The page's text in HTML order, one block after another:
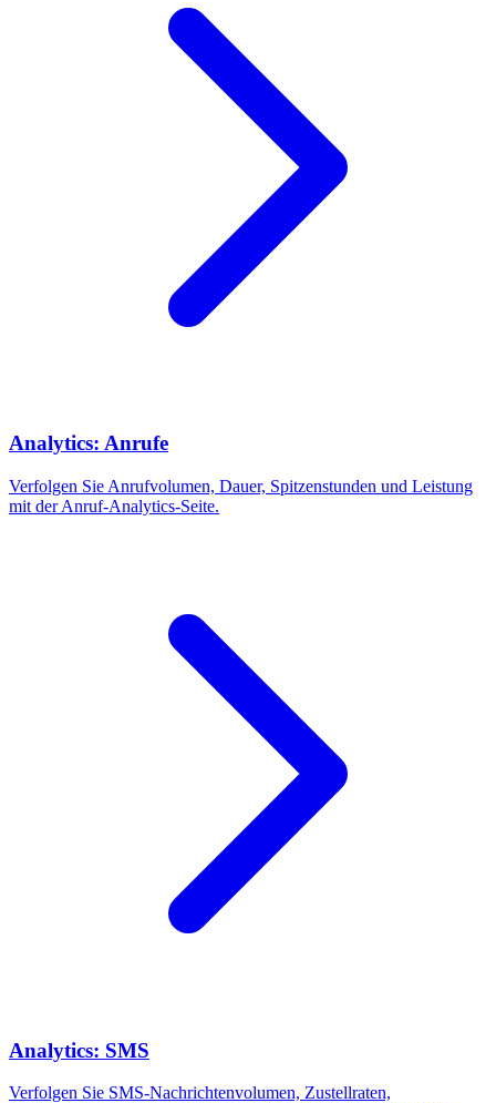
Analytics: Anrufe
Verfolgen Sie Anrufvolumen, Dauer, Spitzenstunden und Leistung
mit der Anruf-Analytics-Seite.
Analytics: SMS
Verfolgen Sie SMS-Nachrichtenvolumen, Zustellraten,